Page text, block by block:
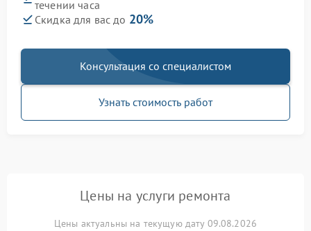
течении часа
Скидка для вас до 20%
Консультация со специалистом
Узнать стоимость работ
Цены на услуги ремонта
Цены актуальны на текущую дату 09.08.2026